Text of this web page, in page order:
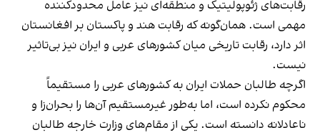
رقابت‌های ژئوپولیتیک و منطقه‌ای نیز عامل محدودکننده
مهمی است. همان‌گونه که رقابت هند و پاکستان بر افغانستان
اثر دارد، رقابت تاریخی میان کشورهای عربی و ایران نیز بی‌تاثیر
نیست.
اگرچه طالبان حملات ایران به کشورهای عربی را مستقیماً
محکوم نکرده‌ است، اما به‌طور غیرمستقیم آن‌ها را بحران‌زا و
ناعادلانه دانسته‌ است. یکی از مقام‌های وزارت خارجه طالبان